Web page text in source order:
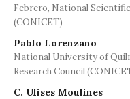
Febrero, National
(CONICET)
Pablo Lorenzano
National University of
Research Council
C. Ulises Moulines